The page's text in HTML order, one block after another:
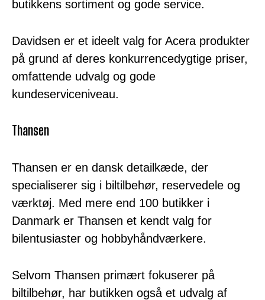
butikkens sortiment og gode service.
Davidsen er et ideelt valg for Acera produkter
på grund af deres konkurrencedygtige priser,
omfattende udvalg og gode
kundeserviceniveau.
Thansen
Thansen er en dansk detailkæde, der
specialiserer sig i biltilbehør, reservedele og
værktøj. Med mere end 100 butikker i
Danmark er Thansen et kendt valg for
bilentusiaster og hobbyhåndværkere.
Selvom Thansen primært fokuserer på
biltilbehør, har butikken også et udvalg af